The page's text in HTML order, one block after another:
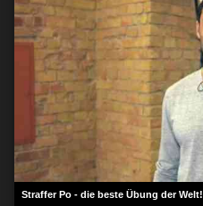
Straffer Po - die beste Übung der Welt!